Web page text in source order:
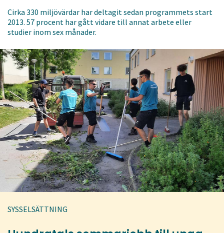
Cirka 330 miljövärdar har deltagit sedan programmets start
2013. 57 procent har gått vidare till annat arbete eller
studier inom sex månader.
SYSSELSÄTTNING